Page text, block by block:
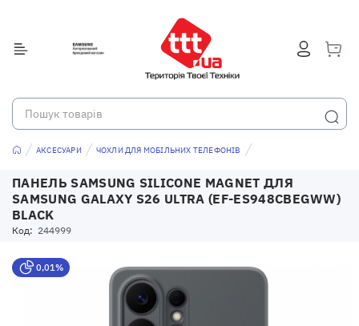
АКСЕСУАРИ ЧОХЛИ ДЛЯ МОБІЛЬНИХ ТЕЛЕФОНІВ
ПАНЕЛЬ SAMSUNG SILICONE MAGNET ДЛЯ
SAMSUNG GALAXY S26 ULTRA (EF-ES948CBEGWW)
BLACK
Код: 244999
0,01%